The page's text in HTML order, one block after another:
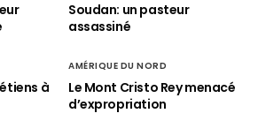
Soudan: un pasteur
assassiné
à
AMÉRIQUE DU NORD
Le Mont Cristo Rey menacé
d’expropriation